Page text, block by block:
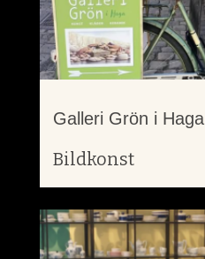
Galleri Grön i Haga
Bildkonst